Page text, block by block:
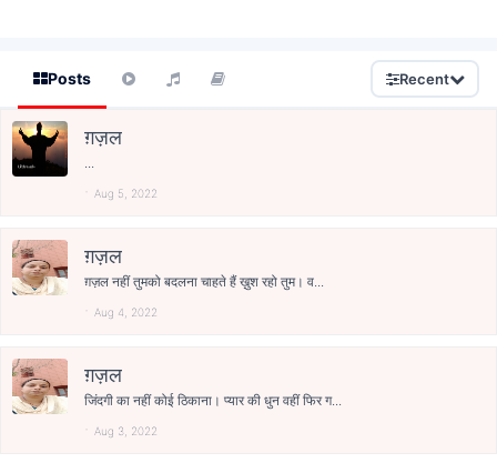
Posts Recent
ग़ज़ल
Aug 5, 2022
ग़ज़ल
ग़ज़ल नहीं तुमको बदलना चाहते हैं ख़ुश रहो तुम। व...
Aug 4, 2022
ग़ज़ल
जिंदगी का नहीं कोई ठिकाना। प्यार की धुन वहीं फिर ग...
Aug 3, 2022